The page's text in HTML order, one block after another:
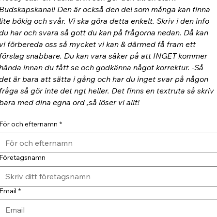
Den är också den del som många kan finna
bökig och svår. Vi ska göra detta enkelt. Skriv i den info
har och svara så gott du kan på frågorna nedan. Då kan
förbereda oss så mycket vi kan & därmed få fram ett
snabbare. Du kan vara säker på att INGET kommer
innan du fått se och godkänna något korrektur. -Så
är bara att sätta i gång och har du inget svar på någon
så gör inte det ngt heller. Det finns en textruta så skriv
med dina egna ord ,så löser vi allt!
och efternamn *
*